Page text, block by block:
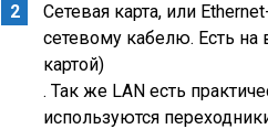
Сетевая карта, или
сетевому кабелю. Есть на
картой)
. Так же LAN есть
используются